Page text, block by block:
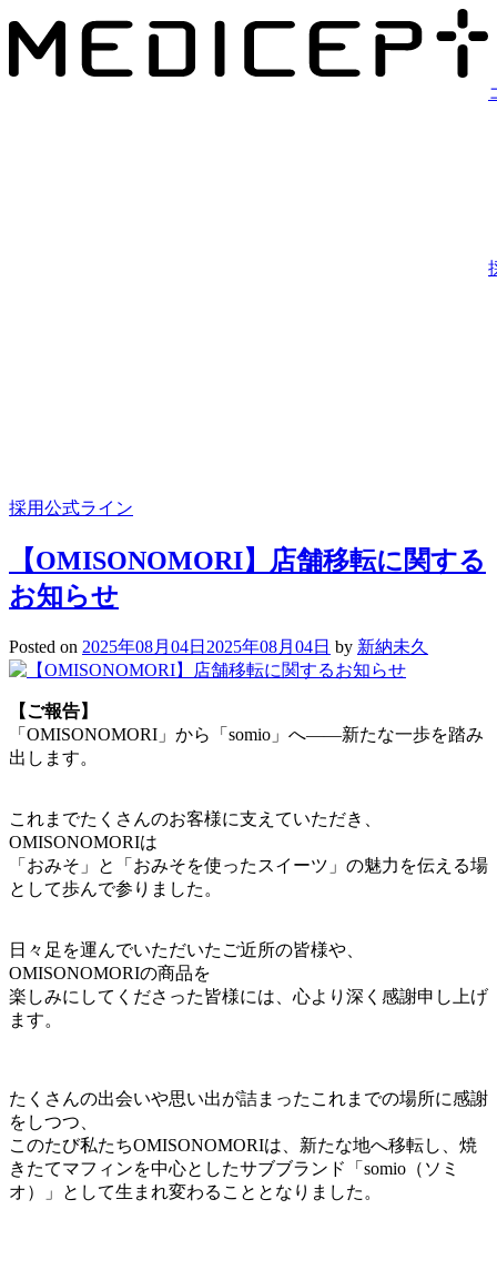
採用公式ライン
【OMISONOMORI】店舗移転に関する
お知らせ
Posted on 2025年08月04日 2025年08月04日 by 新納未久
【ご報告】
「OMISONOMORI」から「somio」へ——新たな一歩を踏み
出します。
これまでたくさんのお客様に支えていただき、
OMISONOMORIは
「おみそ」と「おみそを使ったスイーツ」の魅力を伝える場
として歩んで参りました。
日々足を運んでいただいたご近所の皆様や、
OMISONOMORIの商品を
楽しみにしてくださった皆様には、心より深く感謝申し上げ
ます。
たくさんの出会いや思い出が詰まったこれまでの場所に感謝
をしつつ、
このたび私たちOMISONOMORIは、新たな地へ移転し、焼
きたてマフィンを中心としたサブブランド「somio（ソミ
オ）」として生まれ変わることとなりました。